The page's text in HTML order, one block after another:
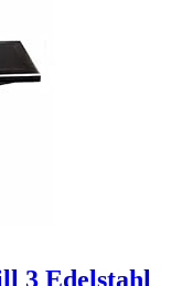
3 Edelstahl